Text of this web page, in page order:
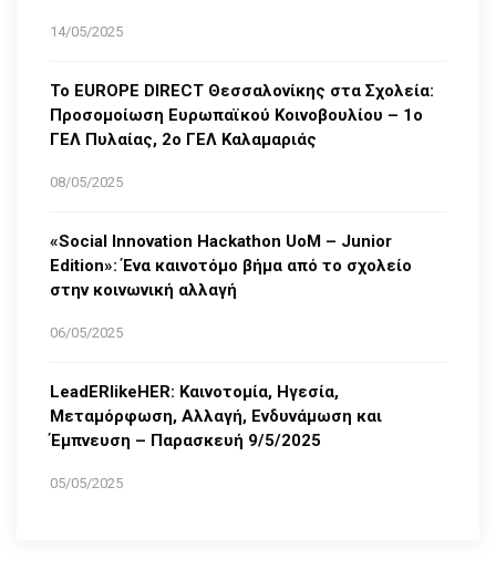
14/05/2025
Το EUROPE DIRECT Θεσσαλονίκης στα Σχολεία:
Προσομοίωση Ευρωπαϊκού Κοινοβουλίου – 1ο
ΓΕΛ Πυλαίας, 2ο ΓΕΛ Καλαμαριάς
08/05/2025
«Social Innovation Hackathon UoM – Junior
Edition»: Ένα καινοτόμο βήμα από το σχολείο
στην κοινωνική αλλαγή
06/05/2025
LeadERlikeHER: Καινοτομία, Ηγεσία,
Μεταμόρφωση, Αλλαγή, Ενδυνάμωση και
Έμπνευση – Παρασκευή 9/5/2025
05/05/2025